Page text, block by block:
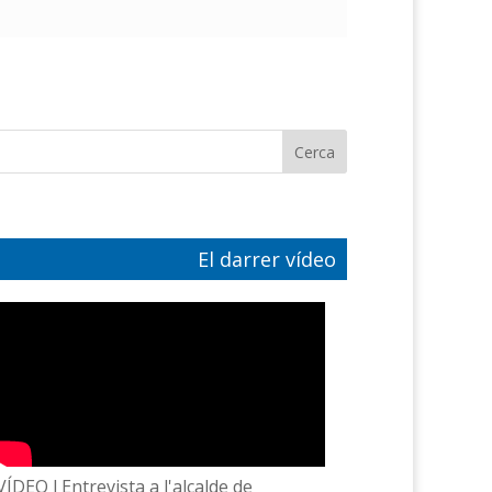
El darrer vídeo
l Entrevista a l'alcalde de